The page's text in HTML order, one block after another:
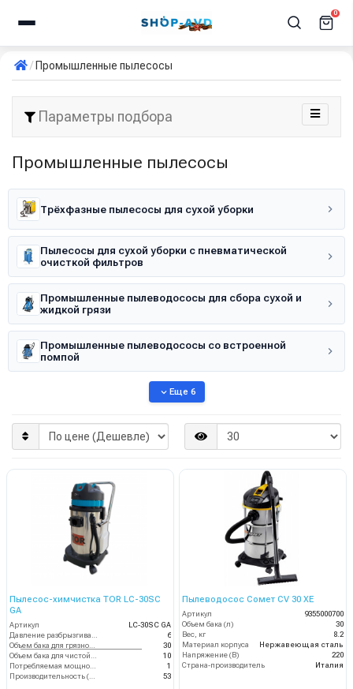
0
Промышленные пылесосы
Параметры подбора
Промышленные пылесосы
Трёхфазные пылесосы для сухой уборки
Пылесосы для сухой уборки с пневматической
очисткой фильтров
Промышленные пылеводососы для сбора сухой и
жидкой грязи
Промышленные пылеводососы со встроенной
помпой
Еще 6
Пылесос-химчистка TOR LC-30SC
GA
Артикул
LC-30SC GA
6
30
10
1
53
Пылеводосос Сомет CV 30 XE
Артикул
9355000700
Объем бака (л)
30
Вес, кг
8.2
Материал корпуса
Нержавеющая сталь
Напряжение (В)
220
Страна-производитель
Италия